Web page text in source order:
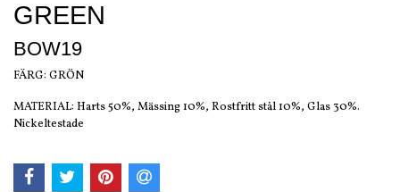
GREEN
BOW19
FÄRG: GRÖN
MATERIAL: Harts 50%, Mässing 10%, Rostfritt stål 10%, Glas 30%.
Nickeltestade